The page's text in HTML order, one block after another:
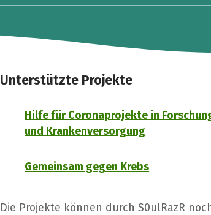
Unterstützte Projekte
Hilfe für Coronaprojekte in
und Krankenversorgung
Gemeinsam gegen Krebs
Die Projekte können durch S0ulRazR